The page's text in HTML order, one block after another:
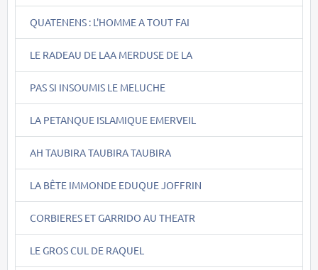
QUATENENS : L'HOMME A TOUT FAI
LE RADEAU DE LAA MERDUSE DE LA
PAS SI INSOUMIS LE MELUCHE
LA PETANQUE ISLAMIQUE EMERVEIL
AH TAUBIRA TAUBIRA TAUBIRA
LA BÊTE IMMONDE EDUQUE JOFFRIN
CORBIERES ET GARRIDO AU THEATR
LE GROS CUL DE RAQUEL